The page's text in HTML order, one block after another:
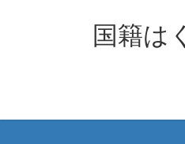
ス
ン
国籍は